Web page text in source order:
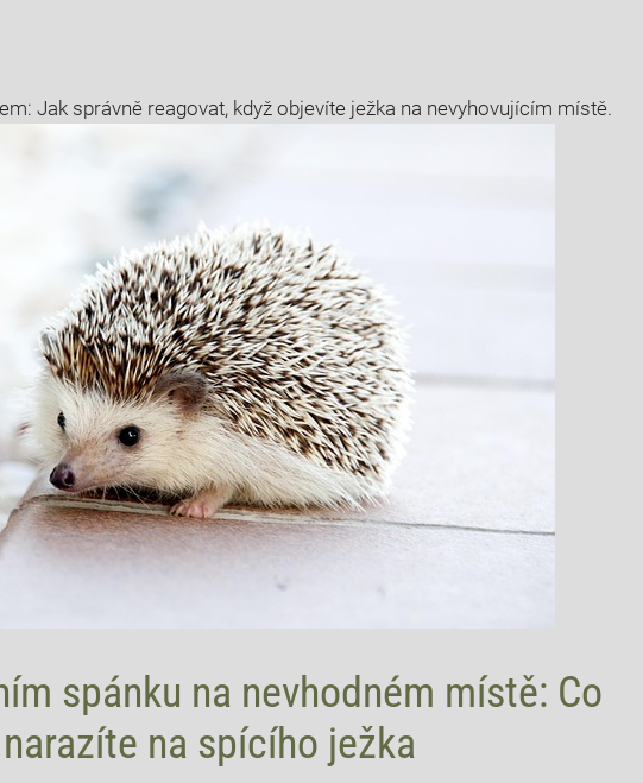
Jak správně reagovat, když objevíte ježka na nevyhovujícím místě.
spánku na nevhodném místě: Co
na spícího ježka